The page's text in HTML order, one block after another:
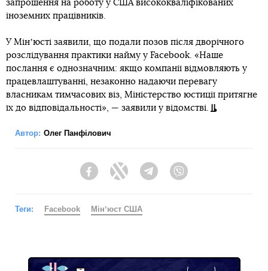
запрошення на роботу у США висококваліфікованих
іноземних працівників.
У Мінʼюсті заявили, що подали позов після дворічного
розслідування практики найму у Facebook. «Наше
послання є однозначним: якщо компанії відмовляють у
працевлаштуванні, незаконно надаючи перевагу
власникам тимчасових віз, Міністерство юстиції притягне
їх до відповідальності», — заявили у відомстві.
Автор: Олег Панфілович
FacebookTwitter Telegram
Теги: Facebook Мінʼюст США